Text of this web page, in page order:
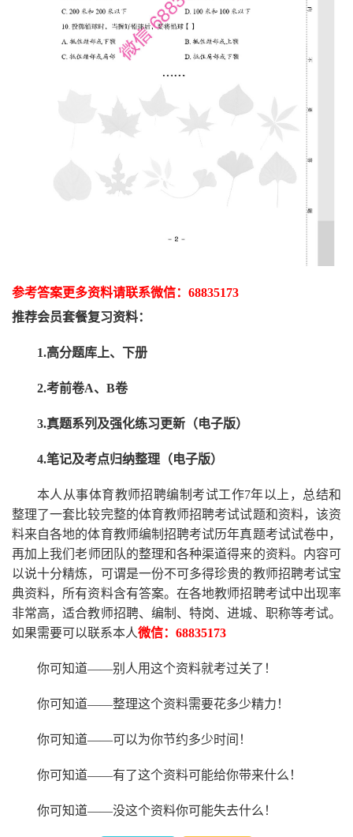
参考答案更多资料请联系微信： 68835173
推荐会员套餐复习资料：
1.高分题库上、下册
2.考前卷A、B卷
3.真题系列及强化练习更新（电子版）
4.笔记及考点归纳整理（电子版）
本人从事体育教师招聘编制考试工作7年以上，总结和
整理了一套比较完整的体育教师招聘考试试题和资料，该资
料来自各地的体育教师编制招聘考试历年真题考试试卷中，
再加上我们老师 团队的整理和各种渠道得来的资料。内容可
以说十分精炼，可谓是一份不可多得珍贵的教师招聘考试宝
典资料，所有资料含有答案。在各地教师招聘考试中出现率
非常高，适合教师招聘、编制、特岗、进城、职称等考试。
如果需要可以联系本人微信： 68835173
你可知道——别人用这个资料就考过关了！
你可知道——整理这个资料需要花多少精力 ！
你可知道——可以为你节约多少时间！
你可知道——有了这个资料可能给你带来什么！
你可知道——没这个资料你可能失去什么 ！